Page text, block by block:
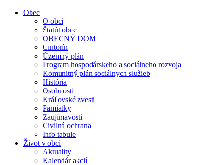
Obec
O obci
Štatút obce
OBECNÝ DOM
Cintorín
Územný plán
Program hospodárskeho a sociálneho rozvoja
Komunitný plán sociálnych služieb
História
Osobnosti
Kráľovské zvesti
Pamiatky
Zaujímavosti
Civilná ochrana
Info tabule
Život v obci
Aktuality
Kalendár akcií